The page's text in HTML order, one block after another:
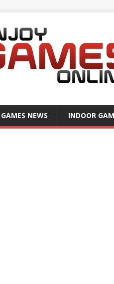
GAMES NEWS INDOOR